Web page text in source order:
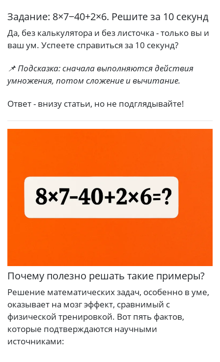
Задание: 8×7−40+2×6. Решите за 10 секунд
Да, без калькулятора и без листочка - только вы и
ваш ум. Успеете справиться за 10 секунд?
📌 Подсказка: сначала выполняются действия
умножения, потом сложение и вычитание.
Ответ - внизу статьи, но не подглядывайте!
Почему полезно решать такие примеры?
Решение математических задач, особенно в уме,
оказывает на мозг эффект, сравнимый с
физической тренировкой. Вот пять фактов,
которые подтверждаются научными
источниками: